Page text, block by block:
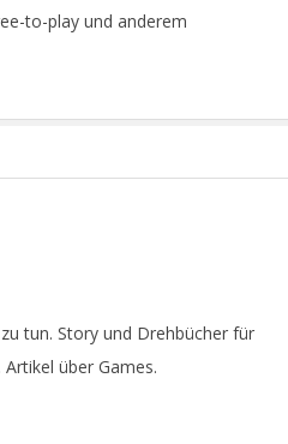
to-play und anderem
tun. Story und Drehbücher für
über Games.